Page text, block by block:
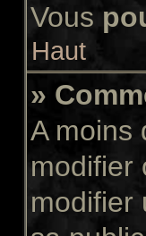
Vous
Haut
»
A moins
modifier
modifier